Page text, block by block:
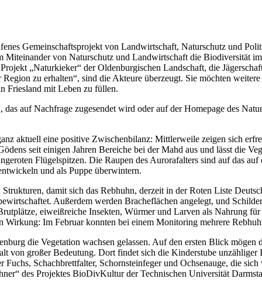
Gemeinschaftsprojekt von Landwirtschaft, Naturschutz und
Miteinander von Naturschutz und Landwirtschaft die Biodiversität
„Naturkieker“ der Oldenburgischen Landschaft, die
zu erhalten“, sind die Akteure überzeugt. Sie möchten
Friesland mit Leben zu füllen.
auf Nachfrage zugesendet wird oder auf der Homepage des
aktuell eine positive Zwischenbilanz: Mittlerweile zeigen sich
seit einigen Jahren Bereiche bei der Mahd aus und lässt die
Flügelspitzen. Die Raupen des Aurorafalters sind auf das
und als Puppe überwintern.
damit sich das Rebhuhn, derzeit in der Roten Liste
Außerdem werden Bracheflächen angelegt, und
eiweißreiche Insekten, Würmer und Larven als Nahrung
Im Februar konnten bei einem Monitoring mehrere
die Vegetation wachsen gelassen. Auf den ersten Blick
von großer Bedeutung. Dort findet sich die Kinderstube
Schachbrettfalter, Schornsteinfeger und Ochsenauge, die
des Projektes BioDivKultur der Technischen Universität